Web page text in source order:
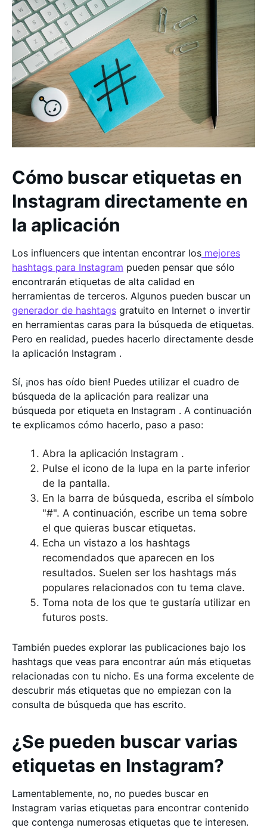
Cómo buscar etiquetas en
Instagram directamente en
la aplicación
Los influencers que intentan encontrar los mejores
hashtags para Instagram pueden pensar que sólo
encontrarán etiquetas de alta calidad en
herramientas de terceros. Algunos pueden buscar un
generador de hashtags gratuito en Internet o invertir
en herramientas caras para la búsqueda de etiquetas.
Pero en realidad, puedes hacerlo directamente desde
la aplicación Instagram .
Sí, ¡nos has oído bien! Puedes utilizar el cuadro de
búsqueda de la aplicación para realizar una
búsqueda por etiqueta en Instagram . A continuación
te explicamos cómo hacerlo, paso a paso:
Abra la aplicación Instagram .
Pulse el icono de la lupa en la parte inferior
de la pantalla.
En la barra de búsqueda, escriba el símbolo
"#". A continuación, escribe un tema sobre
el que quieras buscar etiquetas.
Echa un vistazo a los hashtags
recomendados que aparecen en los
resultados. Suelen ser los hashtags más
populares relacionados con tu tema clave.
Toma nota de los que te gustaría utilizar en
futuros posts.
También puedes explorar las publicaciones bajo los
hashtags que veas para encontrar aún más etiquetas
relacionadas con tu nicho. Es una forma excelente de
descubrir más etiquetas que no empiezan con la
consulta de búsqueda que has escrito.
¿Se pueden buscar varias
etiquetas en Instagram?
Lamentablemente, no, no puedes buscar en
Instagram varias etiquetas para encontrar contenido
que contenga numerosas etiquetas que te interesen.